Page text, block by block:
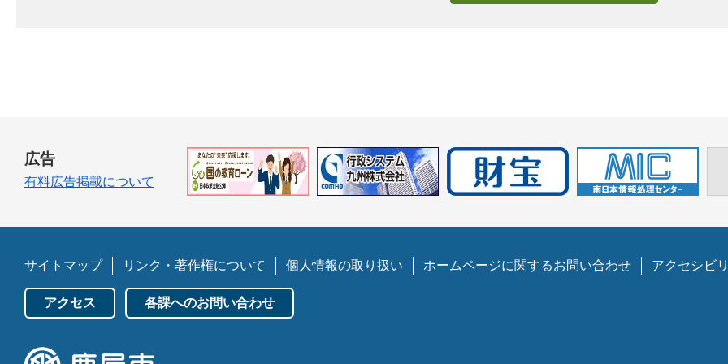
広告
有料広告掲載について
サイトマップ リンク・著作権について 個人情報の取り扱い ホームページに関するお問い合わせ アクセシビ
アクセス 各課へのお問い合わせ